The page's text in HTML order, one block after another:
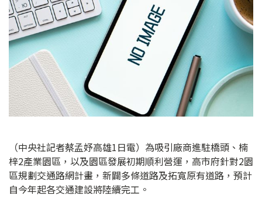
（中央社記者蔡孟妤高雄1日電）為吸引廠商進駐橋頭、楠
梓2產業園區，以及園區發展初期順利營運，高市府針對2園
區規劃交通路網計畫，新闢多條道路及拓寬原有道路，預計
自今年起各交通建設將陸續完工。